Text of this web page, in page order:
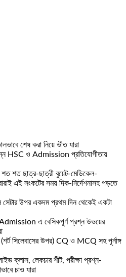
শেষ করা নিয়ে ভীত যারা
HSC ও Admission প্রতিযোগীতায়
শত শত ছাত্র-ছাত্রী বুয়েট-মেডিকেল-
এই সংকটের সময় দিক-নির্দেশনাসহ পড়তে
সেটার উপর একদম প্রথম দিন থেকেই একটা
Admission এ বেসিকপূর্ণ প্রশ্ন উভয়ের
সিলেবাসের উপর) CQ ও MCQ সহ পূর্নাঙ্গ
ক্লাস, লেকচার শীট, পরীক্ষা প্রশ্ন-
চাও যারা